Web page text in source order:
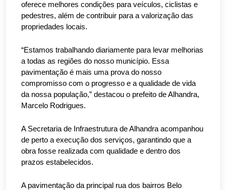
oferece melhores condições para veículos, ciclistas e
pedestres, além de contribuir para a valorização das
propriedades locais.
“Estamos trabalhando diariamente para levar melhorias
a todas as regiões do nosso município. Essa
pavimentação é mais uma prova do nosso
compromisso com o progresso e a qualidade de vida
da nossa população,” destacou o prefeito de Alhandra,
Marcelo Rodrigues.
A Secretaria de Infraestrutura de Alhandra acompanhou
de perto a execução dos serviços, garantindo que a
obra fosse realizada com qualidade e dentro dos
prazos estabelecidos.
A pavimentação da principal rua dos bairros Belo